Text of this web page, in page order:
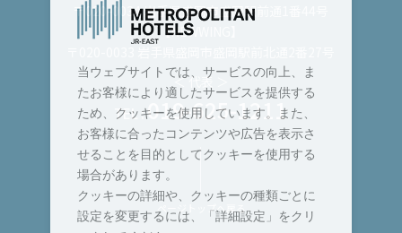
〒020-0034 岩手県盛岡市盛岡駅前通1番44号
【NEWWING】
＜ 代表 ＞
TEL :019-625-1211
ページトップへ戻る
当ウェブサイトでは、サービスの向上、ま
たお客様により適したサービスを提供する
ため、クッキーを使用しています。また、
お客様に合ったコンテンツや広告を表示さ
せることを目的としてクッキーを使用する
場合があります。
クッキーの詳細や、クッキーの種類ごとに
設定を変更するには、「詳細設定」をクリ